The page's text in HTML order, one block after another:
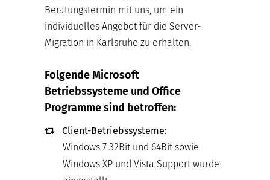
Beratungstermin mit uns, um ein
individuelles Angebot für die Server-
Migration in Karlsruhe zu erhalten.
Folgende Microsoft
Betriebssysteme und Office
Programme sind betroffen:
Client-Betriebssysteme:
Windows 7 32Bit und 64Bit sowie
Windows XP und Vista Support wurde